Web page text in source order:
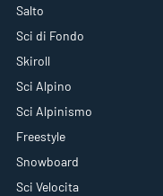
Salto
Sci di Fondo
Skiroll
Sci Alpino
Sci Alpinismo
Freestyle
Snowboard
Sci Velocita